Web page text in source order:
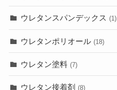
ウレタンスパンデックス (1)
ウレタンポリオール (18)
ウレタン塗料 (7)
ウレタン接着剤 (8)